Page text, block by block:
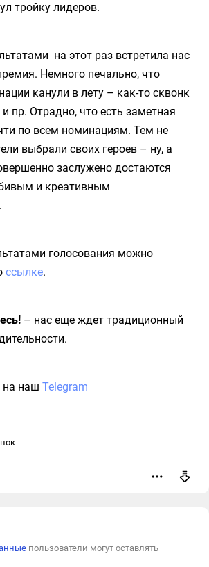
тройку лидеров.
на этот раз встретила нас
Немного печально, что
канули в лету – как-то сквонк
пр. Отрадно, что есть заметная
по всем номинациям. Тем не
выбрали своих героев – ну, а
заслужено достаются
и креативным
голосования можно
ссылке.
– нас еще ждет традиционный
на наш Telegram
пользователи могут оставлять